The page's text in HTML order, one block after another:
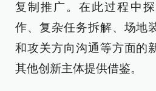
复制推广。在此过程中
作、复杂任务拆解、场地
和攻关方向沟通等方面的
其他创新主体提供借鉴。